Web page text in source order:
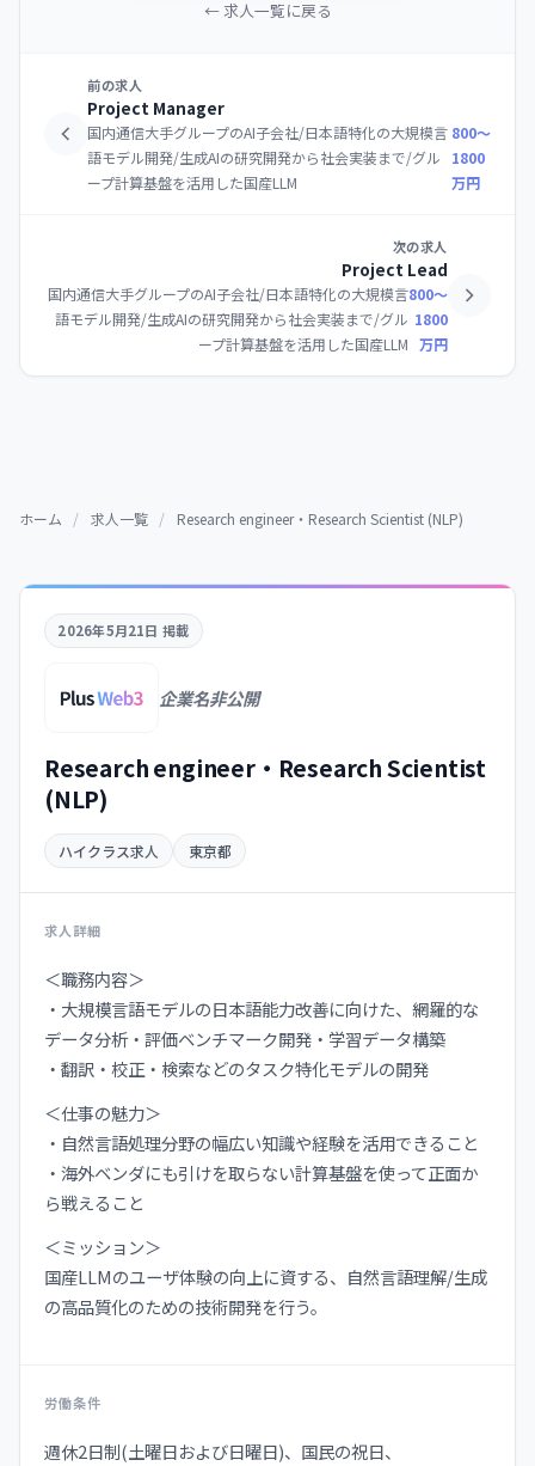
← 求人一覧に戻る
前の求人
Project Manager
国内通信大手グループのAI子会社/日本語特化の大規模言
語モデル開発/生成AIの研究開発から社会実装まで/グル
ープ計算基盤を活用した国産LLM
800〜
1800
万円
次の求人
Project Lead
国内通信大手グループのAI子会社/日本語特化の大規模言
語モデル開発/生成AIの研究開発から社会実装まで/グル
ープ計算基盤を活用した国産LLM
800〜
1800
万円
ホーム / 求人一覧 / Research engineer・Research Scientist (NLP)
2026年5月21日 掲載
企業名非公開
Research engineer・Research Scientist
(NLP)
ハイクラス求人 東京都
求人詳細
＜職務内容＞
・大規模言語モデルの日本語能力改善に向けた、網羅的な
データ分析・評価ベンチマーク開発・学習データ構築
・翻訳・校正・検索などのタスク特化モデルの開発
＜仕事の魅力＞
・自然言語処理分野の幅広い知識や経験を活用できること
・海外ベンダにも引けを取らない計算基盤を使って正面か
ら戦えること
＜ミッション＞
国産LLMのユーザ体験の向上に資する、自然言語理解/生成
の高品質化のための技術開発を行う。
労働条件
週休2日制(土曜日および日曜日)、国⺠の祝日、